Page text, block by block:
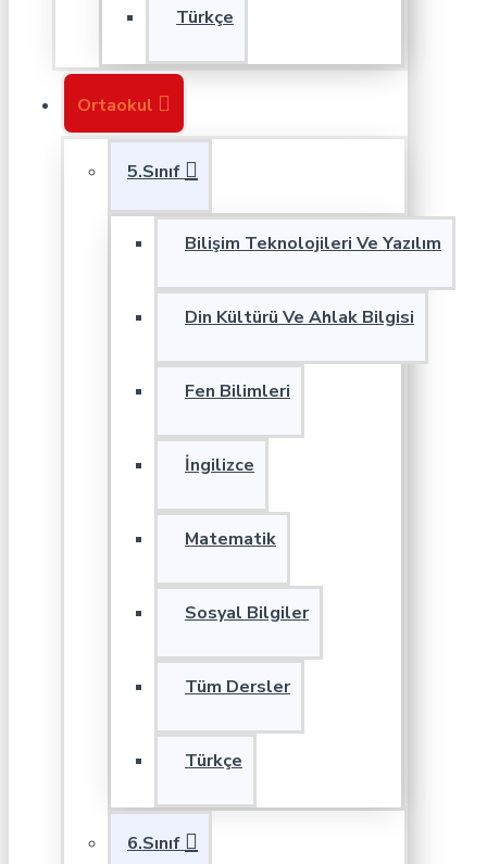
Türkçe
Ortaokul
5.Sınıf
Bilişim Teknolojileri Ve Yazılım
Din Kültürü Ve Ahlak Bilgisi
Fen Bilimleri
İngilizce
Matematik
Sosyal Bilgiler
Tüm Dersler
Türkçe
6.Sınıf